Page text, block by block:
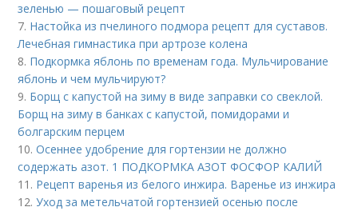
зеленью — пошаговый рецепт
7. Настойка из пчелиного подмора рецепт для суставов.
Лечебная гимнастика при артрозе колена
8. Подкормка яблонь по временам года. Мульчирование
яблонь и чем мульчируют?
9. Борщ с капустой на зиму в виде заправки со свеклой.
Борщ на зиму в банках с капустой, помидорами и
болгарским перцем
10.Осеннее удобрение для гортензии не должно
содержать азот. 1 ПОДКОРМКА АЗОТ ФОСФОР КАЛИЙ
11. Рецепт варенья из белого инжира. Варенье из инжира
12.Уход за метельчатой гортензией осенью после